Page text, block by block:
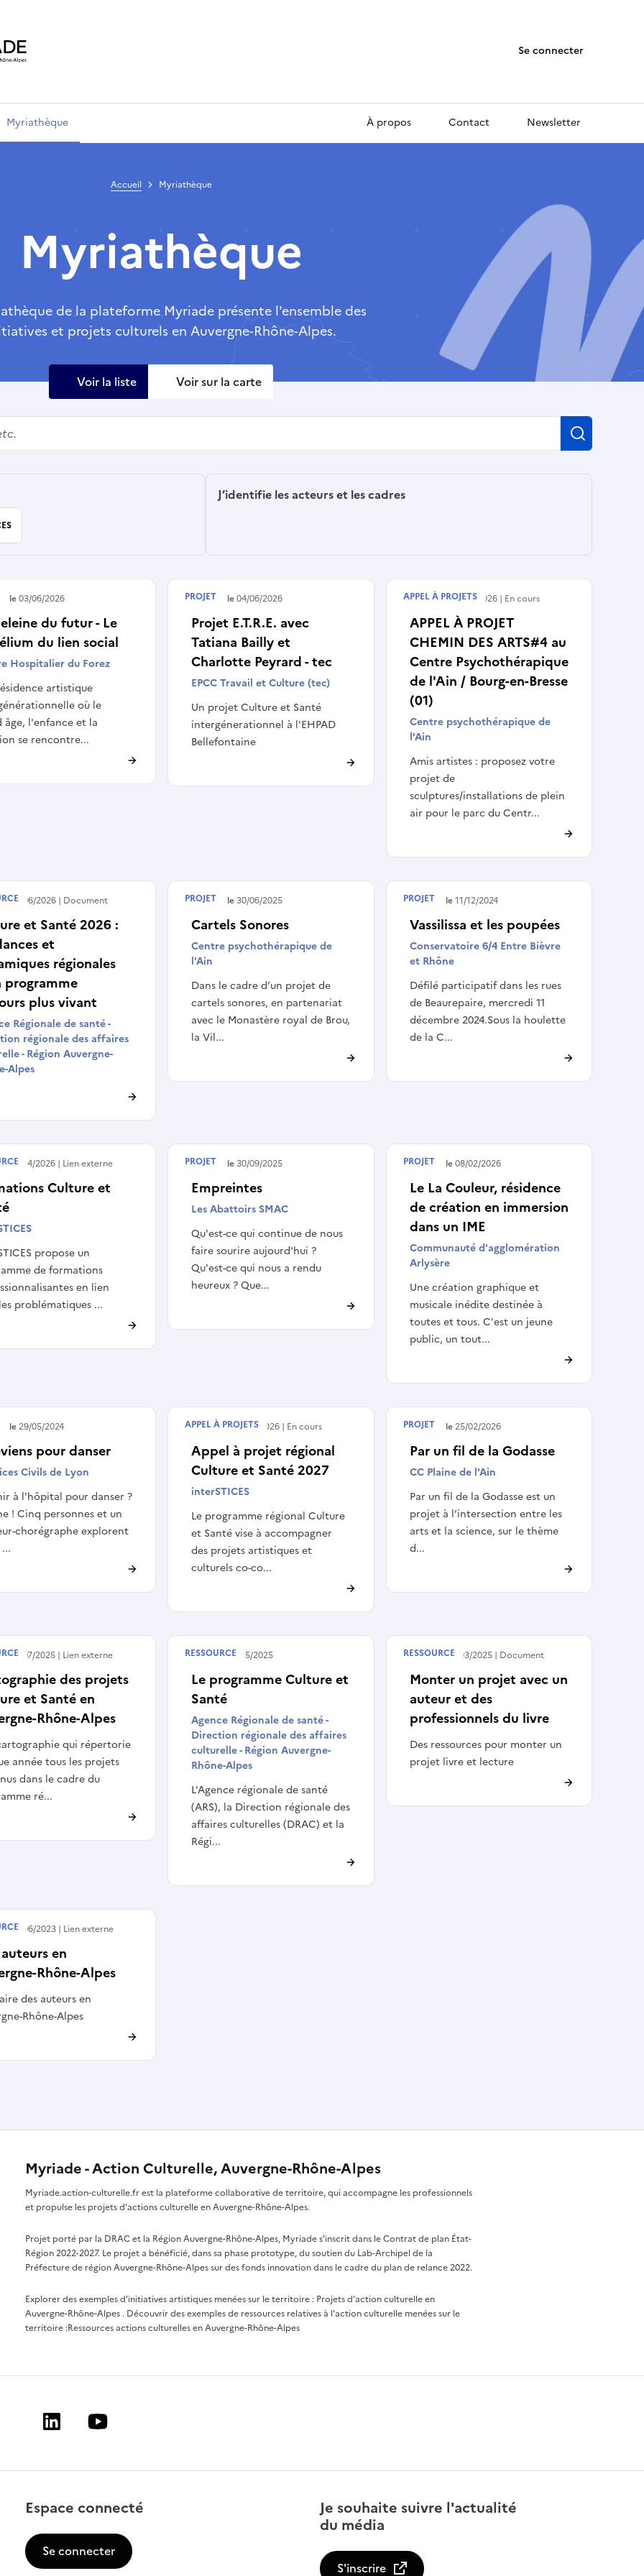
Se connecter
Myriathèque À propos Contact Newsletter
Accueil Myriathèque
Myriathèque
de la plateforme Myriade présente l'ensemble des
et projets culturels en Auvergne-Rhône-Alpes.
Voir la liste Voir sur la carte
J’identifie les acteurs et les cadres
du futur - Le
du lien social
Hospitalier du Forez
artistique
où le
âge, l'enfance et la
se rencontre...
le03/06/2026
Projet E.T.R.E. avec
Tatiana Bailly et
Charlotte Peyrard - tec
EPCC Travail et Culture (tec)
Un projet Culture et Santé
intergénerationnel à l'EHPAD
Bellefontaine
Terminé le04/06/2026
PROJET
APPEL À PROJET
CHEMIN DES ARTS#4 au
Centre Psychothérapique
de l'Ain / Bourg-en-Bresse
(01)
Centre psychothérapique de
l'Ain
Amis artistes : proposez votre
projet de
sculptures/installations de plein
air pour le parc du Centr...
Débute le01/07/2026 En cours
APPEL À PROJETS
et Santé 2026 :
et
régionales
programme
plus vivant
Régionale de santé -
régionale des affaires
- Région Auvergne-
Alpes
09/06/2026 Document
Cartels Sonores
Centre psychothérapique de
l'Ain
Dans le cadre d’un projet de
cartels sonores, en partenariat
avec le Monastère royal de Brou,
la Vil...
Terminé le30/06/2025
PROJET
Vassilissa et les poupées
Conservatoire 6/4 Entre Bièvre
et Rhône
Défilé participatif dans les rues
de Beaurepaire, mercredi 11
décembre 2024.Sous la houlette
de la C...
Terminé le11/12/2024
PROJET
Culture et
propose un
de formations
en lien
problématiques ...
10/04/2026 Lien externe
Empreintes
Les Abattoirs SMAC
Qu'est-ce qui continue de nous
faire sourire aujourd'hui ?
Qu'est-ce qui nous a rendu
heureux ? Que...
Terminé le30/09/2025
PROJET
Le La Couleur, résidence
de création en immersion
dans un IME
Communauté d'agglomération
Arlysère
Une création graphique et
musicale inédite destinée à
toutes et tous. C'est un jeune
public, un tout...
Terminé le08/02/2026
PROJET
pour danser
Civils de Lyon
à l'hôpital pour danser ?
! Cinq personnes et un
chorégraphe explorent
le29/05/2024
Appel à projet régional
Culture et Santé 2027
interSTICES
Le programme régional Culture
et Santé vise à accompagner
des projets artistiques et
culturels co-co...
Débute le15/06/2026 En cours
APPEL À PROJETS
Par un fil de la Godasse
CC Plaine de l'Ain
Par un fil de la Godasse est un
projet à l’intersection entre les
arts et la science, sur le thème
d...
Terminé le25/02/2026
PROJET
des projets
et Santé en
Rhône-Alpes
qui répertorie
année tous les projets
dans le cadre du
ré...
04/07/2025 Lien externe
Le programme Culture et
Santé
Agence Régionale de santé -
Direction régionale des affaires
culturelle - Région Auvergne-
Rhône-Alpes
L'Agence régionale de santé
(ARS), la Direction régionale des
affaires culturelles (DRAC) et la
Régi...
Publié le16/05/2025
RESSOURCE
Monter un projet avec un
auteur et des
professionnels du livre
Des ressources pour monter un
projet livre et lecture
Publié le28/03/2025 Document
RESSOURCE
en
Rhône-Alpes
des auteurs en
Rhône-Alpes
02/06/2023 Lien externe
Myriade - Action Culturelle, Auvergne-Rhône-Alpes
Myriade.action-culturelle.fr est la plateforme collaborative de territoire, qui accompagne les professionnels
et propulse les projets d'actions culturelle en Auvergne-Rhône-Alpes.
Projet porté par la DRAC et la Région Auvergne-Rhône-Alpes, Myriade s'inscrit dans le Contrat de plan État-
Région 2022-2027. Le projet a bénéficié, dans sa phase prototype, du soutien du Lab-Archipel de la
Préfecture de région Auvergne-Rhône-Alpes sur des fonds innovation dans le cadre du plan de relance 2022.
Explorer des exemples d’initiatives artistiques menées sur le territoire : Projets d’action culturelle en
Auvergne-Rhône-Alpes . Découvrir des exemples de ressources relatives à l'action culturelle menées sur le
territoire :Ressources actions culturelles en Auvergne-Rhône-Alpes
LinkedinYoutube
Espace connecté
Se connecter
Je souhaite suivre l'actualité
du média
S'inscrire